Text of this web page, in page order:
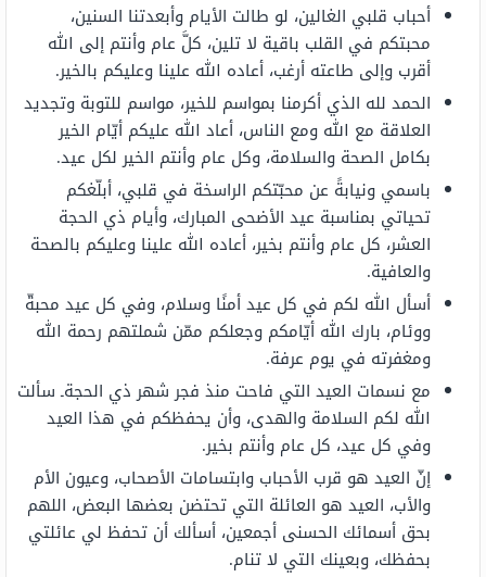
أحباب قلبي الغالين، لو طالت الأيام وأبعدتنا السنين،
محبتكم في القلب باقية لا تلين، كلَّ عام وأنتم إلى الله
أقرب وإلى طاعته أرغب، أعاده الله علينا وعليكم بالخير.
الحمد لله الذي أكرمنا بمواسم للخير، مواسم للتوبة وتجديد
العلاقة مع الله ومع الناس، أعاد الله عليكم أيّام الخير
بكامل الصحة والسلامة، وكل عام وأنتم الخير لكل عيد.
باسمي ونيابةً عن محبّتكم الراسخة في قلبي، أبلّغكم
تحياتي بمناسبة عيد الأضحى المبارك، وأيام ذي الحجة
العشر، كل عام وأنتم بخير، أعاده الله علينا وعليكم بالصحة
والعافية.
أسأل الله لكم في كل عيد أمنًا وسلام، وفي كل عيد محبةّ
ووئام، بارك الله أيّامكم وجعلكم ممّن شملتهم رحمة الله
ومغفرته في يوم عرفة.
مع نسمات العيد التي فاحت منذ فجر شهر ذي الحجةـ سألت
الله لكم السلامة والهدى، وأن يحفظكم في هذا العيد
وفي كل عيد، كل عام وأنتم بخير.
إنّ العيد هو قرب الأحباب وابتسامات الأصحاب، وعيون الأم
والأب، العيد هو العائلة التي تحتضن بعضها البعض، اللهم
بحق أسمائك الحسنى أجمعين، أسألك أن تحفظ لي عائلتي
بحفظك، وبعينك التي لا تنام.